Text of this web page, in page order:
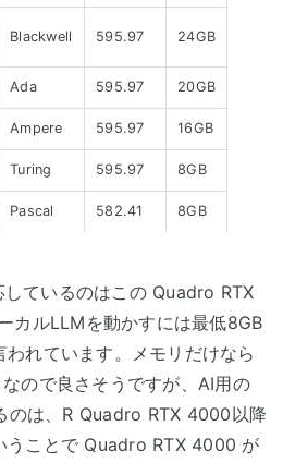
Blackwell 595.97 24GB
Ada 595.97 20GB
Ampere 595.97 16GB
Turing 595.97 8GB
Pascal 582.41 8GB
Keprer 475.14 3GB
Fermi R377.81 2GB
ているのはこの Quadro RTX
カルLLMを動かすには最低8GB
れています。メモリだけなら
ので良さそうですが、AI用の
のは、R Quadro RTX 4000以降
うことで Quadro RTX 4000 が